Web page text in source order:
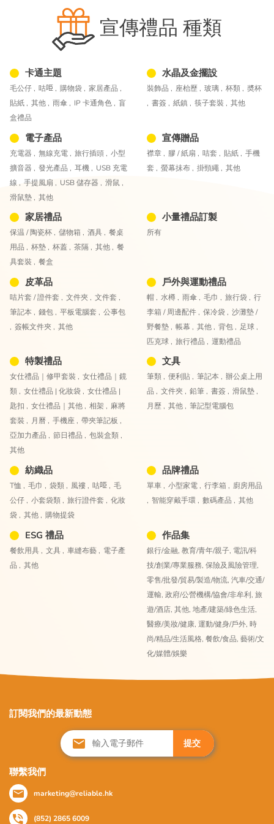
宣傳禮品 種類
卡通主題
毛公仔 , 咕𠱸 , 購物袋 , 家居產品 ,
貼紙 , 其他 , 雨傘 , IP 卡通角色 , 盲
盒禮品
水晶及金擺設
裝飾品 , 座枱歷 , 玻璃 , 杯類 , 奬杯
, 書簽 , 紙鎮 , 筷子套裝 , 其他
電子產品
充電器 , 無線充電 , 旅行插頭 , 小型
擴音器 , 發光產品 , 耳機 , USB 充電
線 , 手提風扇 , USB 儲存器 , 滑鼠 ,
滑鼠墊 , 其他
宣傳贈品
襟章 , 膠 / 紙扇 , 咭套 , 貼紙 , 手機
套 , 螢幕抺布 , 掛頸繩 , 其他
家居禮品
保温 / 陶瓷杯 , 儲物箱 , 酒具 , 餐桌
用品 , 杯墊 , 杯蓋 , 茶隔 , 其他 , 餐
具套裝 , 餐盒
小量禮品訂製
所有
皮革品
咭片套 / 證件套 , 文件夾 , 文件套 ,
筆記本 , 錢包 , 平板電腦套 , 公事包
, 簽帳文件夾 , 其他
戶外與運動禮品
帽 , 水樽 , 雨傘 , 毛巾 , 旅行袋 , 行
李箱 / 周邊配件 , 保冷袋 , 沙灘墊 /
野餐墊 , 帳幕 , 其他 , 背包 , 足球 ,
匹克球 , 旅行禮品 , 運動禮品
特製禮品
女仕禮品｜修甲套裝 , 女仕禮品｜鏡
類 , 女仕禮品 | 化妝袋 , 女仕禮品 |
匙扣 , 女仕禮品｜其他 , 相架 , 麻將
套裝 , 月曆 , 手機座 , 帶夾筆記板 ,
亞加力產品 , 節日禮品 , 包裝盒類 ,
其他
文具
筆類 , 便利貼 , 筆記本 , 辦公桌上用
品 , 文件夾 , 鉛筆 , 書簽 , 滑鼠墊 ,
月歷 , 其他 , 筆記型電腦包
紡織品
T恤 , 毛巾 , 袋類 , 風褸 , 咕𠱸 , 毛
公仔 , 小套袋類 , 旅行證件套 , 化妝
袋 , 其他 , 購物提袋
品牌禮品
單車 , 小型家電 , 行李箱 , 廚房用品
, 智能穿戴手環 , 數碼產品 , 其他
ESG 禮品
餐飲用具 , 文具 , 車縫布藝 , 電子產
品 , 其他
作品集
銀行/金融, 教育/青年/親子, 電訊/科
技/創業/專業服務, 保險及風險管理,
零售/批發/貿易/製造/物流, 汽車/交通/
運輸, 政府/公營機構/協會/非牟利, 旅
遊/酒店, 其他, 地產/建築/綠色生活,
醫療/美妝/健康, 運動/健身/戶外, 時
尚/精品/生活風格, 餐飲/食品, 藝術/文
化/媒體/娛樂
訂閱我們的最新動態
提交
聯繫我們
marketing@reliable.hk
(852) 2865 6009